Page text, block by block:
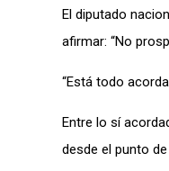
El diputado
afirmar: “No
“Está todo
Entre lo sí
desde el punto